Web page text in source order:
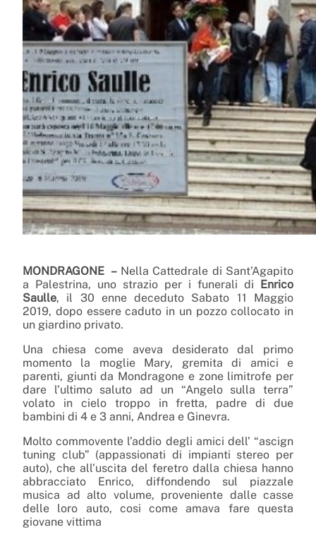
MONDRAGONE –Nella Cattedrale di Sant’Agapito
a Palestrina, uno strazio per i funerali di
Enrico
Saulle, il 30 enne deceduto Sabato 11 Maggio
2019, dopo essere caduto in un pozzo collocato in
un giardino privato.
Una chiesa come aveva desiderato dal primo
momento la moglie Mary, gremita di amici e
parenti, giunti da Mondragone e zone limitrofe per
dare l’ultimo saluto ad un “Angelo sulla terra”
volato in cielo troppo in fretta, padre di due
bambini di 4 e 3 anni, Andrea e Ginevra.
Molto commovente l’addio degli amici dell’ “ascign
tuning club” (appassionati di impianti stereo per
auto), che all’uscita del feretro dalla chiesa hanno
abbracciato Enrico, diffondendo sul piazzale
musica ad alto volume, proveniente dalle casse
delle loro auto, cosi come amava fare questa
giovane vittima